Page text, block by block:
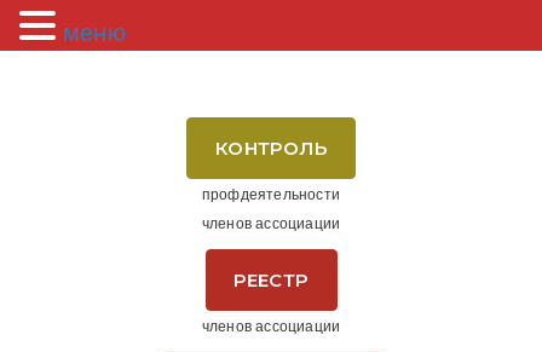
КОНТРОЛЬ
профдеятельности
членов ассоциации
РЕЕСТР
членов ассоциации
меню